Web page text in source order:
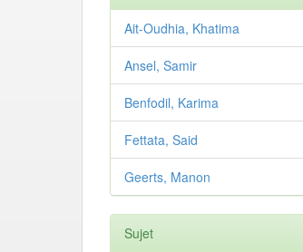
Ait-Oudhia, Khatima
Ansel, Samir
Benfodil, Karima
Fettata, Said
Geerts, Manon
Sujet